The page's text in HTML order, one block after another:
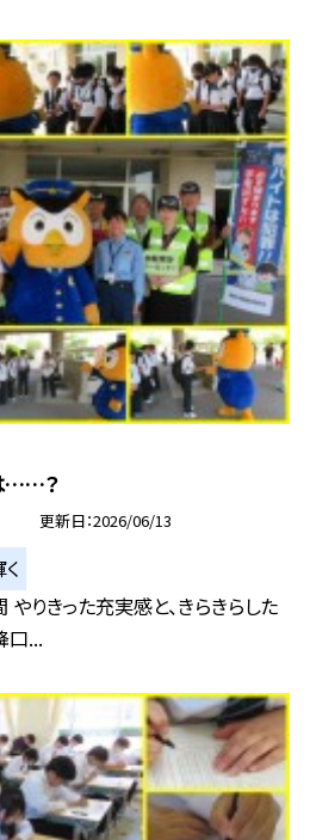
……？
更新日 2026/06/13
りきった充実感と、きらきらした
口...